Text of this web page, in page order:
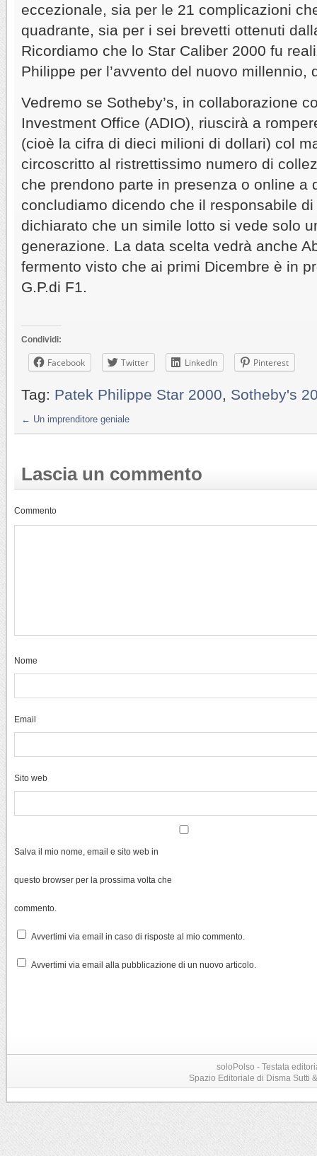
eccezionale, sia per le 21 complicazioni
quadrante, sia per i sei brevetti ottenuti
Ricordiamo che lo Star Caliber 2000 fu
Philippe per l’avvento del nuovo millennio,
Vedremo se Sotheby’s, in collaborazione
Investment Office (ADIO), riuscirà a
(cioè la cifra di dieci milioni di dollari) col
circoscritto al ristrettissimo numero di
che prendono parte in presenza o online a
concludiamo dicendo che il responsabile di
dichiarato che un simile lotto si vede solo
generazione. La data scelta vedrà anche
fermento visto che ai primi Dicembre è in
G.P.di F1.
Condividi:
Facebook Twitter LinkedIn Pinterest
Tag: Patek Philippe Star 2000, Sotheby's
← Un imprenditore geniale
Lascia un commento
Commento
Nome
Email
Sito web
Salva il mio nome, email e sito web in
questo browser per la prossima volta che
commento.
Avvertimi via email in caso di risposte al mio commento.
Avvertimi via email alla pubblicazione di un nuovo articolo.
soloPolso - Testata
Spazio Editoriale di Disma Sutti